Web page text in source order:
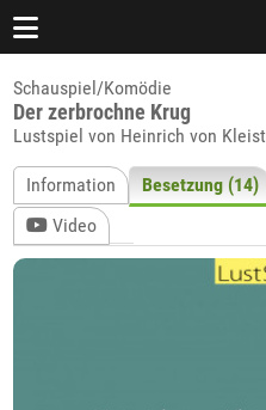
Schauspiel/Komödie
Der zerbrochne Krug
Lustspiel von Heinrich von Kleist
Information Besetzung (14)
Video